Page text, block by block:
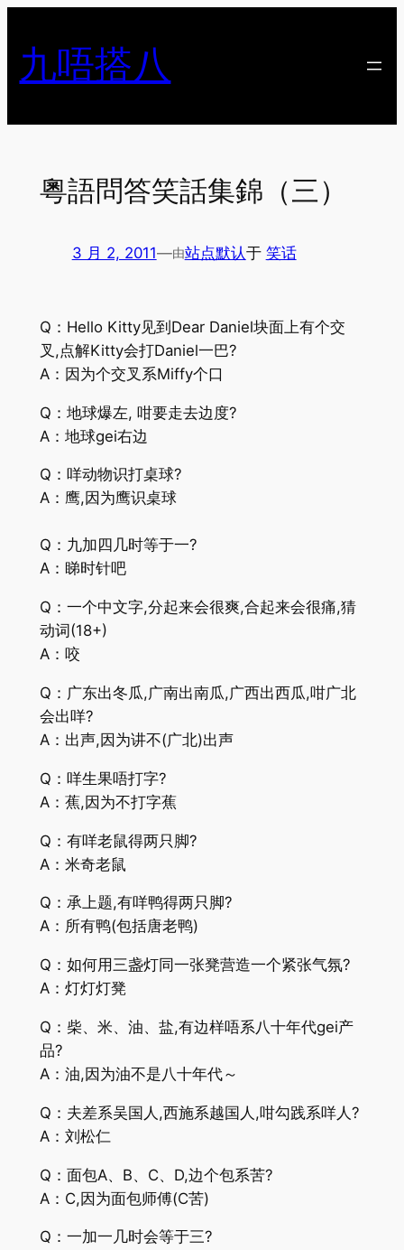
容
九唔搭八
粵語問答笑話集錦（三）
3 月 2, 2011—由站点默认于 笑话
Q：Hello Kitty见到Dear Daniel块面上有个交
叉,点解Kitty会打Daniel一巴?
A：因为个交叉系Miffy个口
Q：地球爆左, 咁要走去边度?
A：地球gei右边
Q：咩动物识打桌球?
A：鹰,因为鹰识桌球
Q：九加四几时等于一?
A：睇时针吧
Q：一个中文字,分起来会很爽,合起来会很痛,猜
动词(18+)
A：咬
Q：广东出冬瓜,广南出南瓜,广西出西瓜,咁广北
会出咩?
A：出声,因为讲不(广北)出声
Q：咩生果唔打字?
A：蕉,因为不打字蕉
Q：有咩老鼠得两只脚?
A：米奇老鼠
Q：承上题,有咩鸭得两只脚?
A：所有鸭(包括唐老鸭)
Q：如何用三盏灯同一张凳营造一个紧张气氛?
A：灯灯灯凳
Q：柴、米、油、盐,有边样唔系八十年代gei产
品?
A：油,因为油不是八十年代～
Q：夫差系吴国人,西施系越国人,咁勾践系咩人?
A：刘松仁
Q：面包A、B、C、D,边个包系苦?
A：C,因为面包师傅(C苦)
Q：一加一几时会等于三?